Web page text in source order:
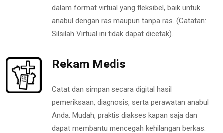
dalam format virtual yang fleksibel, baik untuk
anabul dengan ras maupun tanpa ras. (Catatan:
Silsilah Virtual ini tidak dapat dicetak).
Rekam Medis
Catat dan simpan secara digital hasil
pemeriksaan, diagnosis, serta perawatan anabul
Anda. Mudah, praktis diakses kapan saja dan
dapat membantu mencegah kehilangan berkas.